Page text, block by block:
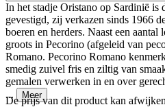
In het stadje Oristano op Sardinië is
gevestigd, zij verkazen sinds 1966
boeren en herders. Naast een
groots in Pecorino (afgeleid van
Romano. Pecorino Romano
smedig zuivel fris en ziltig van
gemalen verwerken in en over
...
Meer
De prijs van dit product kan